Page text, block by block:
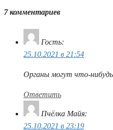
7 комментариев
Гость:
25.10.2021 в 21:54
Органы могут что-
Ответить
Пчёлка Майя:
25.10.2021 в 23:19